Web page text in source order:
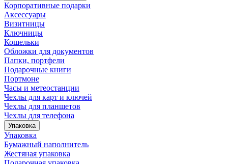
Корпоративные подарки
Аксессуары
Визитницы
Ключницы
Кошельки
Обложки для документов
Папки, портфели
Подарочные книги
Портмоне
Часы и метеостанции
Чехлы для карт и ключей
Чехлы для планшетов
Чехлы для телефона
Упаковка
Упаковка
Бумажный наполнитель
Жестяная упаковка